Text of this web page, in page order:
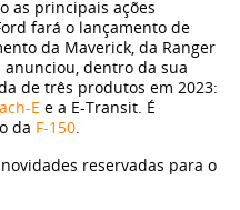
Autorizo o
dados pessoais para
e informações sobre a
Email e SMS.
as principais ações
fará o lançamento de
da Maverick, da Ranger
anunciou, dentro da sua
de três produtos em 2023:
E e a E-Transit. É
da F-150
reservadas para o